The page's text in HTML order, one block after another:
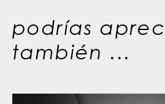
podrías
también ...